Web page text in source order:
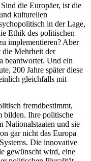
die Europäer, ist die
kulturellen
in der Lage,
Ethik des politischen
implementieren? Aber
die Mehrheit der
beantwortet. Und ein
200 Jahre später diese
gleichfalls mit
fremdbestimmt,
bilden. Ihre politische
Nationalstaaten und sie
gar nicht das Europa
Die innovative
gewünscht wird, eine